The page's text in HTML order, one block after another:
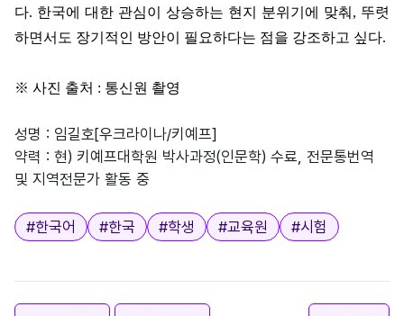
다. 한국에 대한 관심이 상승하는 현지 분위기에 맞춰 , 뚜렷
하면서도 장기적인 방안이 필요하다는 점을 강조하고 싶다.
※ 사진 출처 : 통신원 촬영
성명 : 임길호[우크라이나/키예프]
약력 : 현) 키예프대학원 박사과정(인문학) 수료, 전문통번역
및 지역전문가 활동 중
태그
#한국어 #한국 #학생 #교육원 #시험